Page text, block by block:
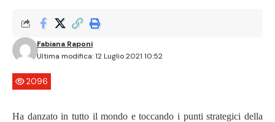
Ultima modifica: 12 Luglio 2021 10:52
Fabiana Raponi
2096
Ha danzato in tutto il mondo e toccando i punti strategici della